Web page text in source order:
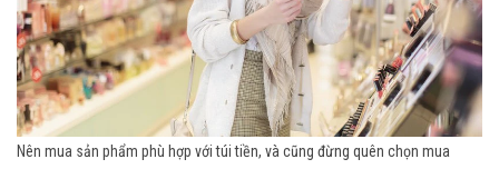
Nên mua sản phẩm phù hợp với túi tiền, và cũng đừng quên chọn mua